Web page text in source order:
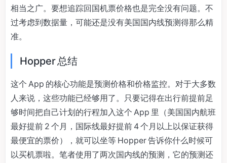
相当之广。要想追踪回国机票价格也是完全没有问题。不
过考虑到数据量，可能还是没有美国国内线预测得那么精
准。
Hopper 总结
这个 App 的核心功能是预测价格和价格监控。对于大多数
人来说，这些功能已经够用了。只要记得在出行前提前足
够时间把自己计划的行程加入这个 App 里（美国国内航班
最好提前 2 个月，国际线最好提前 4 个月以上以保证获得
最便宜的票价），就可以坐等 Hopper 告诉你什么时候可
以买机票啦。笔者使用了两次国内线的预测，它的预测还